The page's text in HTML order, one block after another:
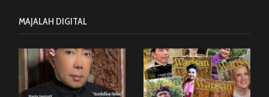
MAJALAH DIGITAL